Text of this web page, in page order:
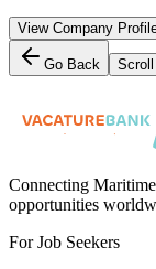
View Company
Go Back
Connecting
opportunities
For Job Seekers